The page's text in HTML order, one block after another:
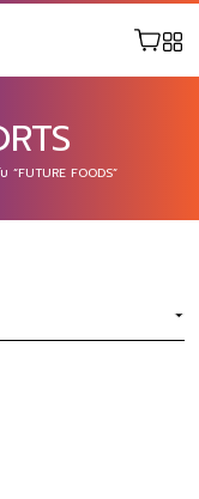
FOODS”